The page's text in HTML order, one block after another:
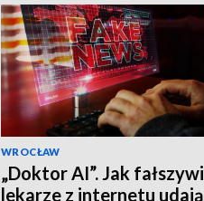
WROCŁAW
„Doktor AI”. Jak fałszywi
lekarze z internetu udają